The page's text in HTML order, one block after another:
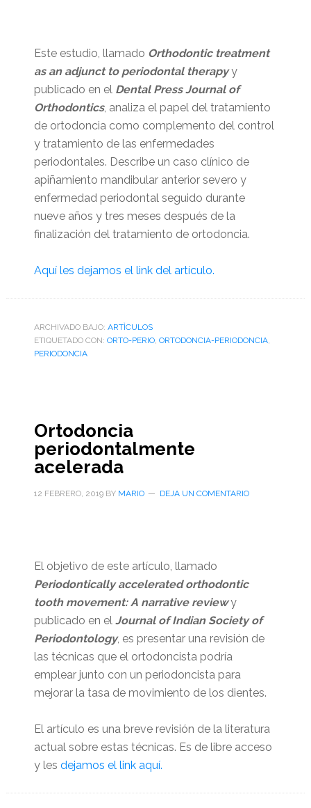
Este estudio, llamado Orthodontic treatment
as an adjunct to periodontal therapyy
publicado en el Dental Press Journal of
Orthodontics, analiza el papel del tratamiento
de ortodoncia como complemento del control
y tratamiento de las enfermedades
periodontales. Describe un caso clínico de
apiñamiento mandibular anterior severo y
enfermedad periodontal seguido durante
nueve años y tres meses después de la
finalización del tratamiento de ortodoncia.
Aquí les dejamos el link del artículo.
ARCHIVADO BAJO: ARTÌCULOS
ETIQUETADO CON: ORTO-PERIO, ORTODONCIA-PERIODONCIA,
PERIODONCIA
Ortodoncia
periodontalmente
acelerada
12 FEBRERO, 2019BY MARIO DEJA UN COMENTARIO
El objetivo de este artículo, llamado
Periodontically accelerated orthodontic
tooth movement: A narrative reviewy
publicado en el Journal of Indian Society of
Periodontology, es presentar una revisión de
las técnicas que el ortodoncista podría
emplear junto con un periodoncista para
mejorar la tasa de movimiento de los dientes.
El artículo es una breve revisión de la literatura
actual sobre estas técnicas. Es de libre acceso
y les dejamos el link aquí.